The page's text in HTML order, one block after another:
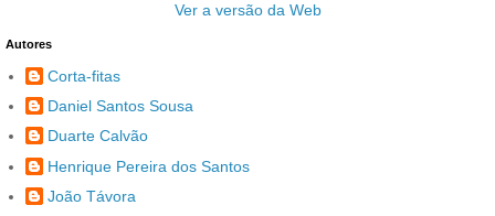
Ver a versão da Web
Autores
Corta-fitas
Daniel Santos Sousa
Duarte Calvão
Henrique Pereira dos Santos
João Távora